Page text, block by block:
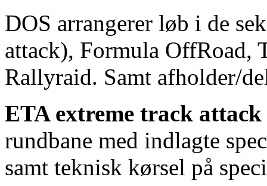
DOS arrangerer løb i de
attack), Formula OffRoad,
Rallyraid. Samt afholder/
ETA extreme track
rundbane med indlagte
samt teknisk kørsel på